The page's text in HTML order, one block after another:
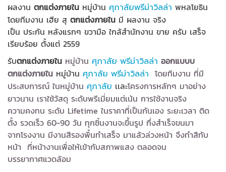
ผลงานตกแต่งภายใน หมู่บ้าน ศุภาลัยพรีม่าวิลล่า พหลโยธิน
โดยทีมงาน เฮีย สุตกแต่งภายใน มี ผลงาน จริง
เป็น ประกัน หลังแรกๆ ขวามือ ใกล้สำนักงาน ขาย ครับ เสร็จ
เรียบร้อย ตั้งแต่ 2559
รับตกแต่งภายใน หมู่บ้าน ศุภาลัย พรีม่าวิลล่า ออกแบบบ
ตกแต่งภายใน หมู่บ้าน ศุภาลัย พรีม่าวิลล่า โดยทีมงาน ที่มี
ประสบการณ์ ในหมู่บ้าน ศุภาลัย เเละโครงการหลักๆ มาอย่าง
ยาวนาน เราใช้วัสดุ ระดับพรีเมี่ยมแต่เน้น การใช้งานจริง
ความคงทน ระดับ Lifetime ในราคาที่เป็นกันเอง ระยะเวลา ติด
ตั้ง รวดเร็ว 60-90 วัน ทุกชิ้นงานจะขึ้นรูป กึ่งสำเร็จขนมา
จากโรงงาน มีงานสีรองพื้นทำเสร็จ มาแล้วล่วงหน้า จึงทำสีทับ
หน้า ที่หน้างานเพื่อให้เข้ากับสภาพแสง ตลอดจน
บรรยากาศแวดล้อม